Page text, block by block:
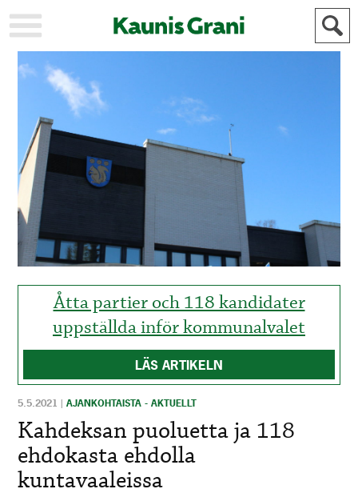
KAUPUNKI
AJANKOHTAISTA
AKTUELLT
URHEILU
IDROTT
KULTTUURI
KULTUR
HISTORIA
HISTORIA
YLEINEN
ALLMÄN
MAINOSTAJILLE
ANNONSÖRER
Åtta partier och 118 kandidater
uppställda inför kommunalvalet
LÄS ARTIKELN
5.5.2021 |AJANKOHTAISTA - AKTUELLT
Kahdeksan puoluetta ja 118
ehdokasta ehdolla
kuntavaaleissa